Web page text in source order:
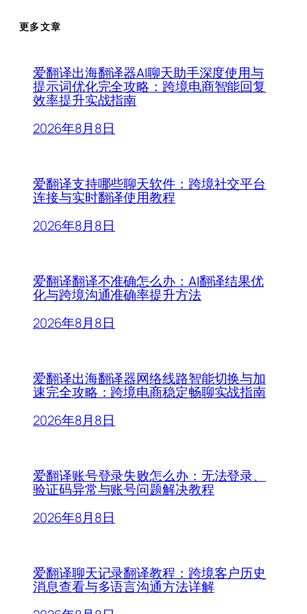
更多文章
爱翻译出海翻译器AI聊天助手深度使用与
提示词优化完全攻略：跨境电商智能回复
效率提升实战指南
2026年8月8日
爱翻译支持哪些聊天软件：跨境社交平台
连接与实时翻译使用教程
2026年8月8日
爱翻译翻译不准确怎么办：AI翻译结果优
化与跨境沟通准确率提升方法
2026年8月8日
爱翻译出海翻译器网络线路智能切换与加
速完全攻略：跨境电商稳定畅聊实战指南
2026年8月8日
爱翻译账号登录失败怎么办：无法登录、
验证码异常与账号问题解决教程
2026年8月8日
爱翻译聊天记录翻译教程：跨境客户历史
消息查看与多语言沟通方法详解